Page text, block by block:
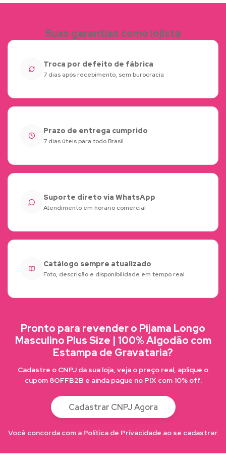
Suas garantias como lojista
Troca por defeito de fábrica
7 dias após recebimento, sem burocracia
Prazo de entrega cumprido
7 dias úteis para todo Brasil
Suporte direto via WhatsApp
Atendimento em horário comercial
Catálogo sempre atualizado
Foto, descrição e disponibilidade em tempo real
Pronto para revender o Pijama Longo
Masculino Plus Size | 100% Algodão com
Estampa de Gravataria?
Cadastre o CNPJ da sua loja, veja o preço real, aplique o
cupom 8OFFB2B e ainda pague no PIX com 10% off.
Cadastrar CNPJ Agora
Você concorda com a Política de Privacidade ao se cadastrar.